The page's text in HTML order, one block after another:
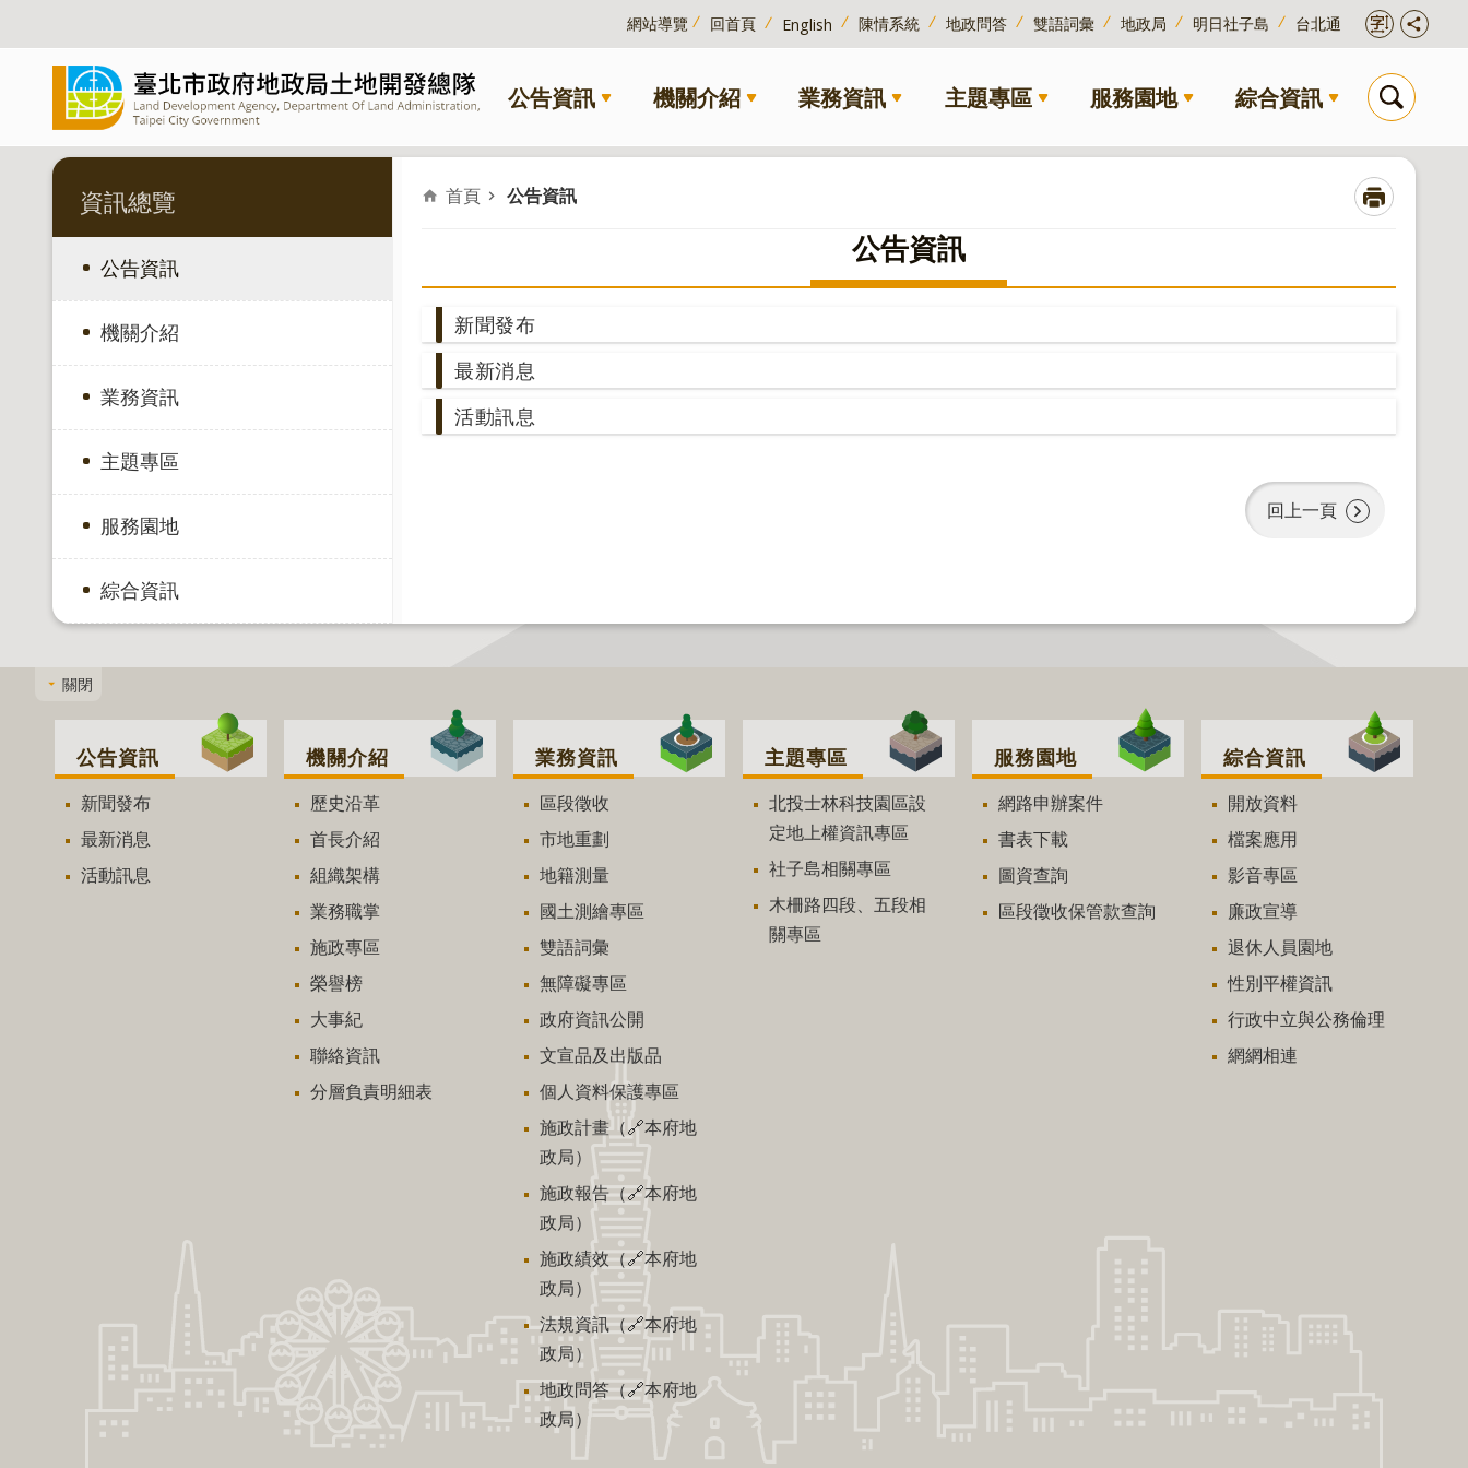
網站導覽 回首頁 English 陳情系統 地政問答 雙語詞彙 地政局 明日社子島 台北通
公告資訊 機關介紹 業務資訊 主題專區 服務園地 綜合資訊
資訊總覽
公告資訊
機關介紹
業務資訊
主題專區
服務園地
綜合資訊
首頁 公告資訊
公告資訊
新聞發布
最新消息
活動訊息
回上一頁
關閉
公告資訊
新聞發布
最新消息
活動訊息
機關介紹
歷史沿革
首長介紹
組織架構
業務職掌
施政專區
榮譽榜
大事紀
聯絡資訊
分層負責明細表
業務資訊
區段徵收
市地重劃
地籍測量
國土測繪專區
雙語詞彙
無障礙專區
政府資訊公開
文宣品及出版品
個人資料保護專區
施政計畫（🔗本府地
政局）
施政報告（🔗本府地
政局）
施政績效（🔗本府地
政局）
法規資訊（🔗本府地
政局）
地政問答（🔗本府地
政局）
主題專區
北投士林科技園區設
定地上權資訊專區
社子島相關專區
木柵路四段、五段相
關專區
服務園地
網路申辦案件
書表下載
圖資查詢
區段徵收保管款查詢
綜合資訊
開放資料
檔案應用
影音專區
廉政宣導
退休人員園地
性別平權資訊
行政中立與公務倫理
網網相連